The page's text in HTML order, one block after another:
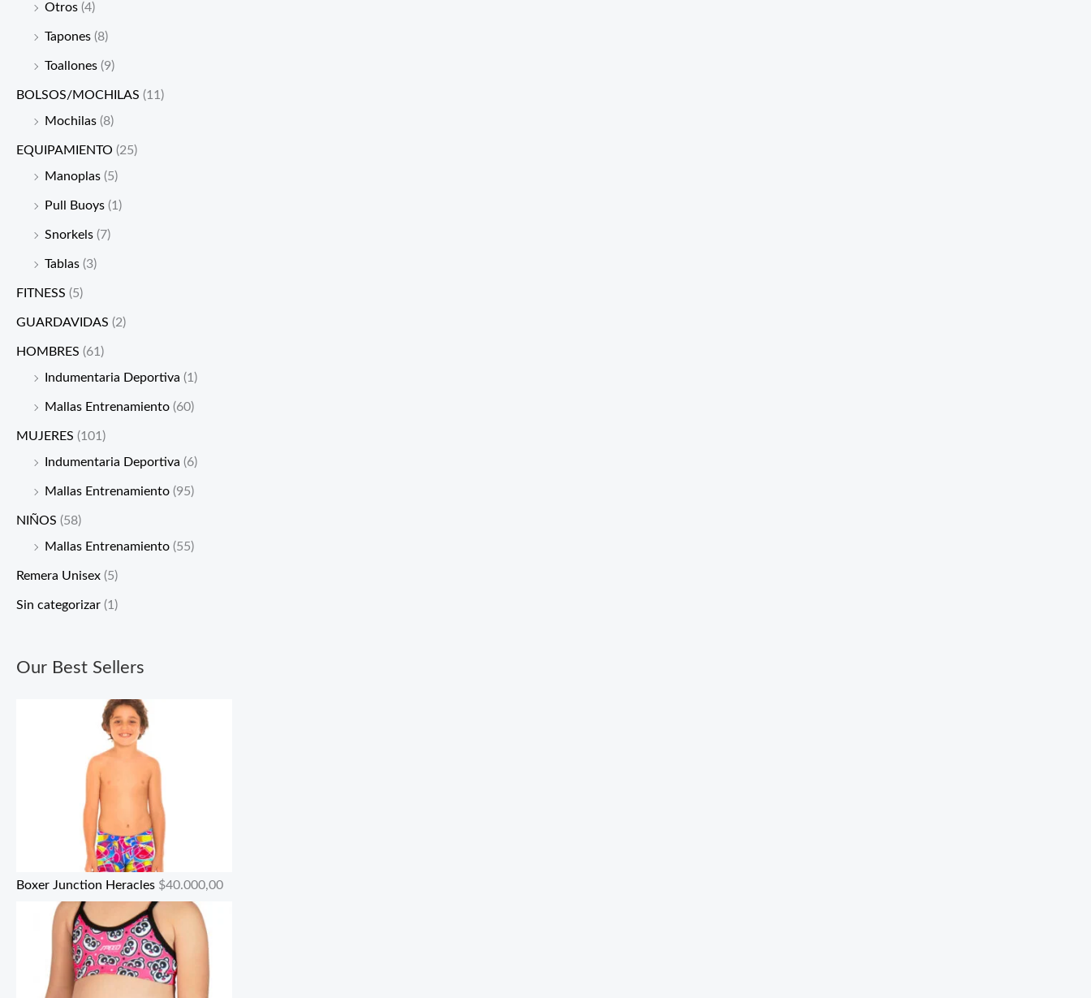
Otros (4)
Tapones (8)
Toallones (9)
BOLSOS/MOCHILAS (11)
Mochilas (8)
EQUIPAMIENTO (25)
Manoplas (5)
Pull Buoys (1)
Snorkels (7)
Tablas (3)
FITNESS (5)
GUARDAVIDAS (2)
HOMBRES (61)
Indumentaria Deportiva (1)
Mallas Entrenamiento (60)
MUJERES (101)
Indumentaria Deportiva (6)
Mallas Entrenamiento (95)
NIÑOS (58)
Mallas Entrenamiento (55)
Remera Unisex (5)
Sin categorizar (1)
Our Best Sellers
Boxer Junction Heracles $40.000,00